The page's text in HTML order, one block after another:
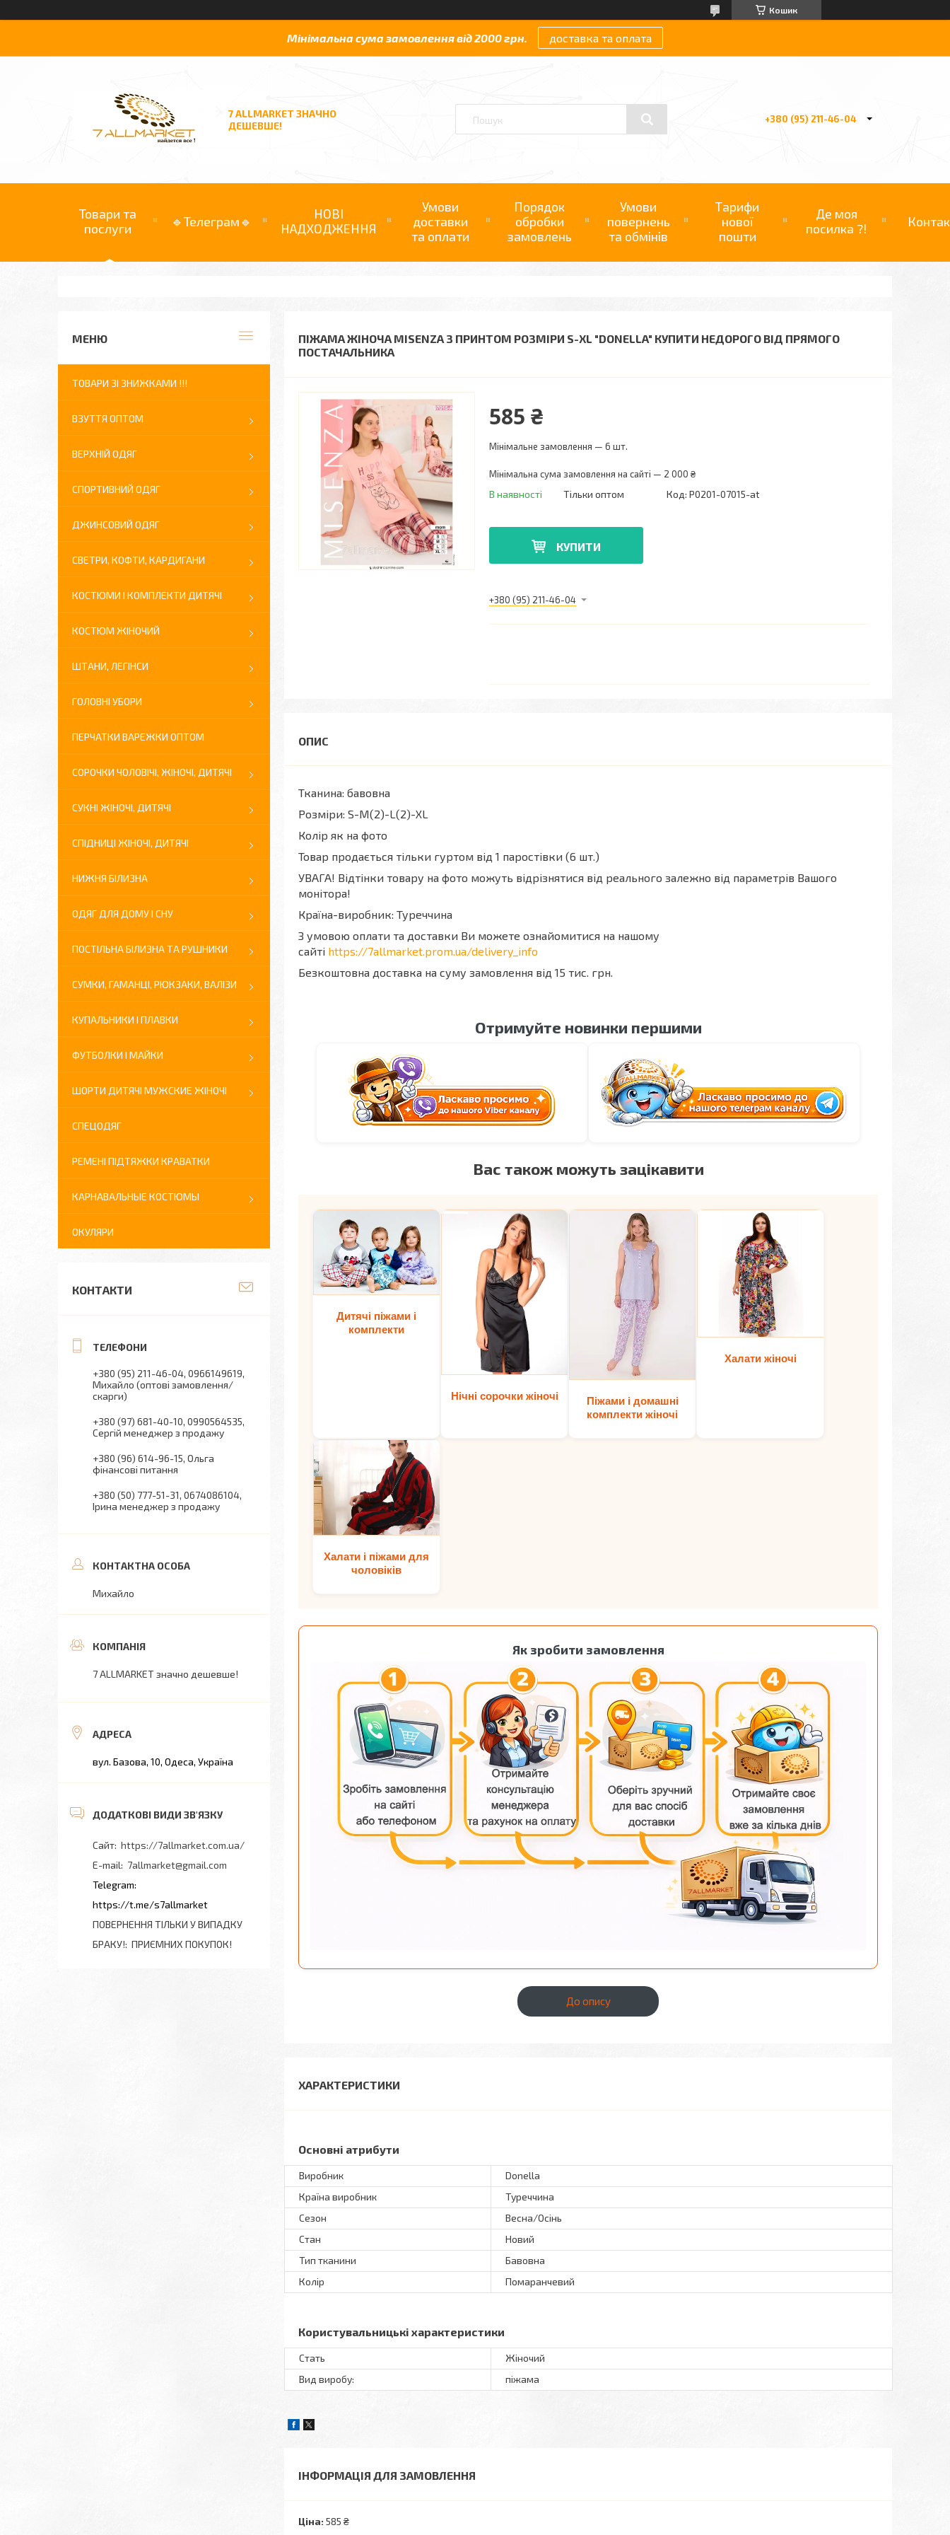
Кошик
Мінімальна сума замовлення від 2000 грн. доставка та оплата
7 ALLMARKET ЗНАЧНО
ДЕШЕВШЕ!
+380 (95) 211-46-04
Товари та
послуги
🔹Телеграм🔹
НОВІ
НАДХОДЖЕННЯ
Умови
доставки
та оплати
Порядок
обробки
замовлень
Умови
повернень
та обмінів
Тарифи
нової
пошти
Де моя
посилка ?!
ПІЖАМА ЖІНОЧА MISENZA З ПРИНТОМ РОЗМІРИ S-XL "DONELLA" КУПИТИ НЕДОРОГО ВІД ПРЯМОГО
ПОСТАЧАЛЬНИКА
585 ₴
Мінімальне замовлення — 6 шт.
Мінімальна сума замовлення на сайті — 2 000 ₴
В наявності Тільки оптом Код: P0201-07015-at
КУПИТИ
+380 (95) 211-46-04
Тканина: бавовна
Розміри: S-M(2)-L(2)-XL
Колір як на фото
Товар продається тільки гуртом від 1 паростівки (6 шт.)
УВАГА! Відтінки товару на фото можуть відрізнятися від реального залежно від параметрів Вашого
монітора!
Країна-виробник: Туреччина
З умовою оплати та доставки Ви можете ознайомитися на нашому
сайті https://7allmarket.prom.ua/delivery_info
Безкоштовна доставка на суму замовлення від 15 тис. грн.
Отримуйте новинки першими
Вас також можуть зацікавити
Дитячі піжами і
комплекти
Нічні сорочки жіночі
Піжами і домашні
комплекти жіночі
Халати жіночі
Халати і піжами для
чоловіків
Як зробити замовлення
До опису
ХАРАКТЕРИСТИКИ
Основні атрибути
Виробник
Donella
Країна виробник
Туреччина
Сезон
Весна/Осінь
Стан
Новий
Тип тканини
Бавовна
Колір
Помаранчевий
Користувальницькі характеристики
Стать
Жіночий
Вид виробу:
піжама
ІНФОРМАЦІЯ ДЛЯ ЗАМОВЛЕННЯ
Ціна: 585 ₴
ТОВАРИ ЗІ ЗНИЖКАМИ !!!
ВЗУТТЯ ОПТОМ
ВЕРХНІЙ ОДЯГ
СПОРТИВНИЙ ОДЯГ
ДЖИНСОВИЙ ОДЯГ
СВЕТРИ, КОФТИ, КАРДИГАНИ
КОСТЮМИ І КОМПЛЕКТИ ДИТЯЧІ
КОСТЮМ ЖІНОЧИЙ
ШТАНИ, ЛЕГІНСИ
ГОЛОВНІ УБОРИ
ПЕРЧАТКИ ВАРЕЖКИ ОПТОМ
СОРОЧКИ ЧОЛОВІЧІ, ЖІНОЧІ, ДИТЯЧІ
СУКНІ ЖІНОЧІ, ДИТЯЧІ
СПІДНИЦІ ЖІНОЧІ, ДИТЯЧІ
НИЖНЯ БІЛИЗНА
ОДЯГ ДЛЯ ДОМУ І СНУ
ПОСТІЛЬНА БІЛИЗНА ТА РУШНИКИ
СУМКИ, ГАМАНЦІ, РЮКЗАКИ, ВАЛІЗИ
КУПАЛЬНИКИ І ПЛАВКИ
ФУТБОЛКИ І МАЙКИ
ШОРТИ ДИТЯЧІ МУЖСКИЕ ЖІНОЧІ
СПЕЦОДЯГ
РЕМЕНІ ПІДТЯЖКИ КРАВАТКИ
КАРНАВАЛЬНЫЕ КОСТЮМЫ
ОКУЛЯРИ
КОНТАКТИ
+380 (95) 211-46-04 0966149619
Михайло (оптові замовлення/
скарги)
+380 (97) 681-40-10 0990564535
Сергій менеджер з продажу
+380 (96) 614-96-15 Ольга
фінансові питання
+380 (50) 777-51-31 0674086104
Ірина менеджер з продажу
Михайло
7 ALLMARKET значно дешевше!
вул. Базова, 10, Одеса, Україна
https://7allmarket.com.ua/
7allmarket@gmail.com
https://t.me/s7allmarket
ПОВЕРНЕННЯ ТІЛЬКИ У ВИПАДКУ
БРАКУ! ПРИЄМНИХ ПОКУПОК!